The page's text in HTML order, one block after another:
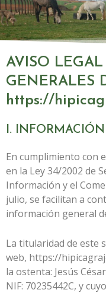
AVISO
GENERALES
https://
I.
En cumplimiento con
en la Ley 34/2002 de
Información y el
julio, se facilitan a
información general
La titularidad de este
web, https://
la ostenta: Jesús
NIF: 70235442C, y